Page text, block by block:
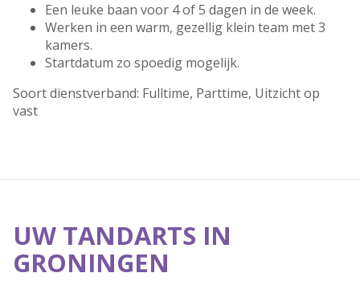
Een leuke baan voor 4 of 5 dagen in de week.
Werken in een warm, gezellig klein team met 3
kamers.
Startdatum zo spoedig mogelijk.
Soort dienstverband: Fulltime, Parttime, Uitzicht op
vast
UW TANDARTS IN
GRONINGEN